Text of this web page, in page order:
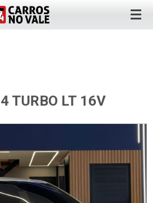
TURBO LT 16V